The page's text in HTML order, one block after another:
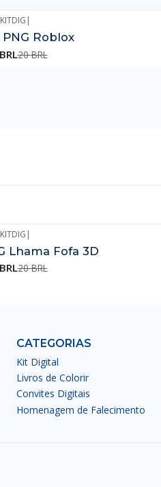
|
Roblox
20 BRL
|
Lhama Fofa 3D
20 BRL
CATEGORIAS
Kit Digital
Livros de Colorir
Convites Digitais
Homenagem de Falecimento